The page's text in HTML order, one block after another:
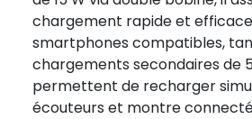
chargement rapide et
smartphones compatibles,
chargements secondaires de
permettent de recharger
écouteurs et montre